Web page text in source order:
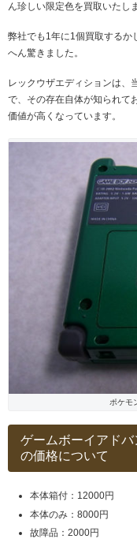
ん珍しい限定色を買取いたし
弊社でも1年に1個買取するか
へん驚きました。
レックウザエディションは、
で、その存在自体が知られて
価値が高くなっています。
ポケモ
ゲームボーイアド
の価格について
本体箱付：12000円
本体のみ：8000円
故障品：2000円